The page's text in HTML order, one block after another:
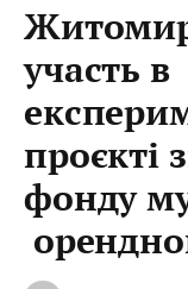
участь в
проєкті
фонду